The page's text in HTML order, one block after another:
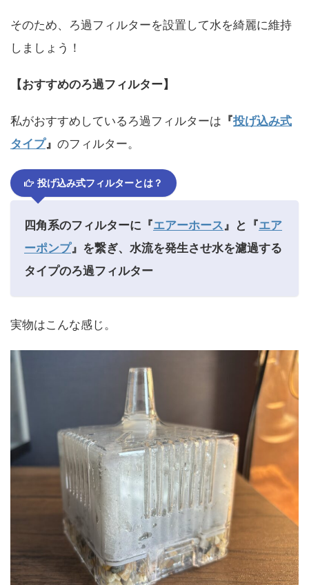
そのため、ろ過フィルターを設置して水を綺麗に維持
しましょう！
【おすすめのろ過フィルター】
私がおすすめしているろ過フィルターは 『投げ込み式
タイプ』 のフィルター。
投げ込み式フィルターとは？
四角系のフィルターに『エアーホース 』 と『エア
ーポンプ』 を繋ぎ、水流を発生させ水を濾過する
タイプのろ過フィルター
実物はこんな感じ。